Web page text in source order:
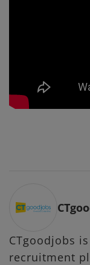
CTgoodjobs
recruitment